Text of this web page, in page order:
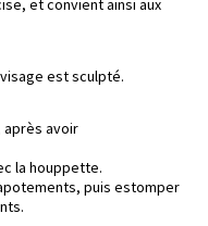
est sculpté.
après avoir
la houppette.
puis estomper